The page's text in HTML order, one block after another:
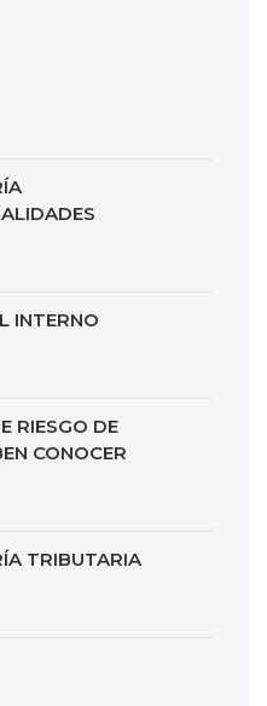
INTERNO
RIESGO DE
CONOCER
TRIBUTARIA